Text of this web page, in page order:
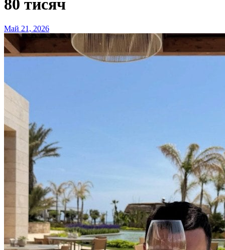
80 тисяч
Май 21, 2026